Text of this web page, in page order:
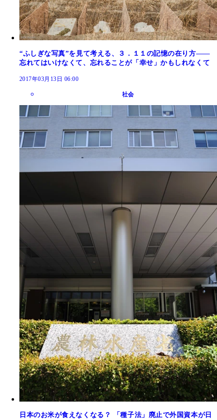
“ふしぎな写真”を見て考える、３．１１の記憶の在り方――
忘れてはいけなくて、忘れることが「幸せ」かもしれなくて
2017年03月13日 06:00
社会
日本のお米が食えなくなる？ 「種子法」廃止で外国資本が日